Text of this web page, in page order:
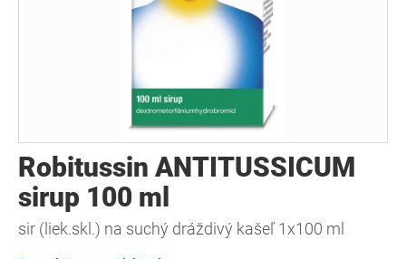
Robitussin ANTITUSSICUM
sirup 100 ml
sir (liek.skl.) na suchý dráždivý kašeľ 1x100 ml